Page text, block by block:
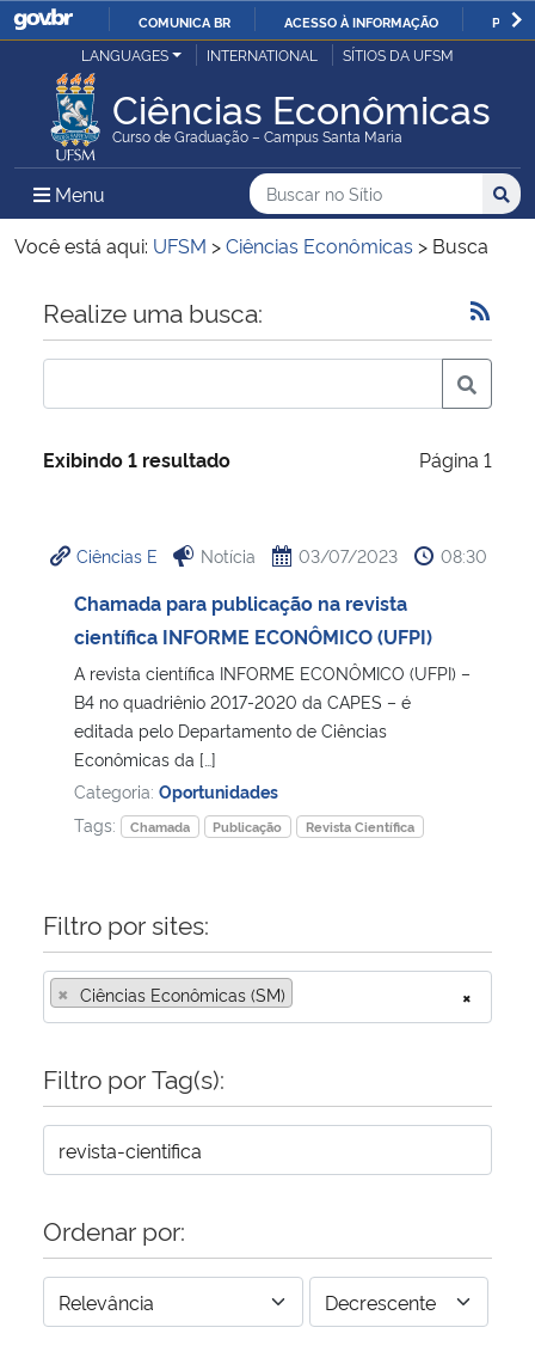
IR
O
COMUNICA BR ACESSO À INFORMAÇÃO
Ministério da Justiça e Segurança Pública
Ministério da Defesa
Ministério das Relações Exteriores
Ministério da Economia
Ministério da Infraestrutura
Ministério da Cidadania
Ministério de Minas e Energia
Ministério da Ciência, Tecnologia, Inovações e Comunicações
Ministério do Meio Ambiente
Ministério do Desenvolvimento Regional
Controladoria-Geral da União
Secretaria-Geral
Gabinete de Segurança Institucional
Advocacia-Geral da União
LANGUAGES INTERNATIONAL SÍTIOS DA UFSM
Ciências Econômicas
Curso de Graduação – Campus Santa Maria
Menu Menu Principal do Sítio
Busca
Buscar no no Sítio
Busca:
Você está aqui: UFSM >Ciências Econômicas > Busca
Início do conteúdo
Realize uma busca:
Exibindo 1 resultado Página 1
Ciências E Notícia 03/07/2023 08:30
Chamada para publicação na revista
científica INFORME ECONÔMICO (UFPI)
A revista científica INFORME ECONÔMICO (UFPI) –
B4 no quadriênio 2017-2020 da CAPES – é
editada pelo Departamento de Ciências
Econômicas da […]
Categoria: Oportunidades
Tags:
Chamada Publicação Revista Científica
Filtro por sites:
×
× Ciências Econômicas (SM)
Filtro por Tag(s):
Ordenar por: